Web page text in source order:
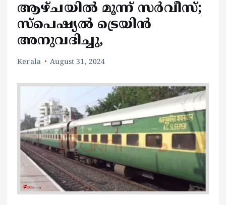
ആഴ്ചയിൽ മൂന്ന് സര്‍വീസ്;
സ്പെഷ്യൽ ട്രെയിൻ
അനുവദിച്ചു,
Kerala August 31, 2024